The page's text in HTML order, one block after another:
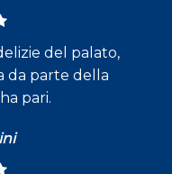
del palato,
da parte della
pari.